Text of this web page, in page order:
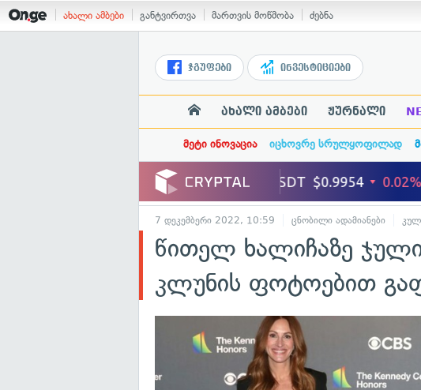
ახალი ამბები განტვირთვა მართვის მოწმობა ძებნა
ჯგუფები ინვესტიციები
ახალი ამბები ჟურნალი
მეტი ინოვაცია იცხოვრე სრულყოფილად
7 დეკემბერი 2022, 10:59 ცნობილი ადამიანები
წითელ ხალიჩაზე
კლუნის ფოტოებით